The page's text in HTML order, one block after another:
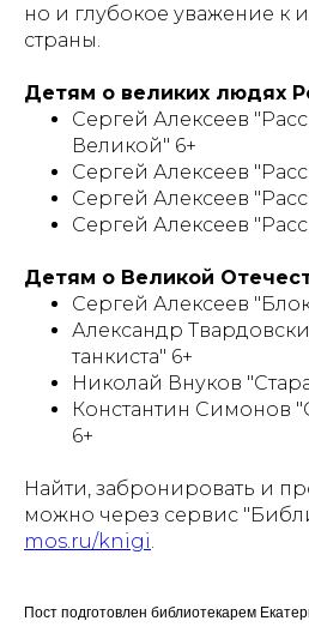
но и глубокое уважение к
страны.
Детям о великих людях
Сергей Алексеев
Великой" 6+
Сергей Алексеев
Сергей Алексеев
Сергей Алексеев
Детям о Великой
Сергей Алексеев
Александр
танкиста" 6+
Николай Внуков
Константин Симонов
6+
Найти, забронировать и
можно через сервис
mos.ru/knigi.
Пост подготовлен библиотекарем